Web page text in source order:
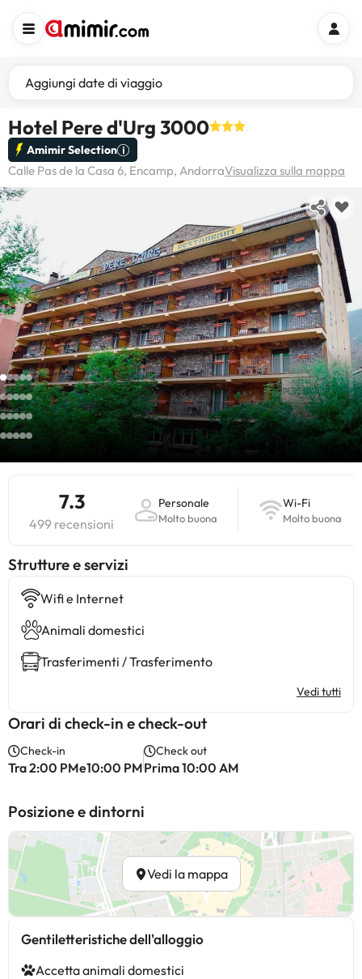
Aggiungi date di viaggio
Hotel Pere d'Urg 3000
Amimir Selection
Calle Pas de la Casa 6, Encamp, AndorraVisualizza sulla mappa
7.3
499 recensioni
Personale
Molto buona
Wi-Fi
Molto buona
​Strutture e servizi
Wifi e Internet
Animali domestici
Trasferimenti / Trasferimento
Vedi tutti
Orari di check-in e check-out
Check-in
Tra 2:00 PMe10:00 PM
Check out
Prima 10:00 AM
Posizione e dintorni
Vedi la mappa
Gentiletteristiche dell'alloggio
Accetta animali domestici